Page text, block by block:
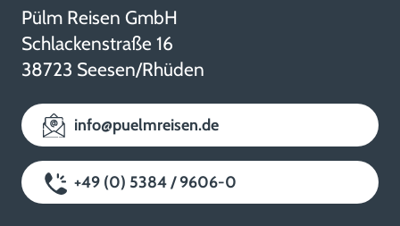
Pülm Reisen GmbH
Schlackenstraße 16
38723 Seesen/Rhüden
info@puelmreisen.de
+49 (0) 5384 / 9606-0